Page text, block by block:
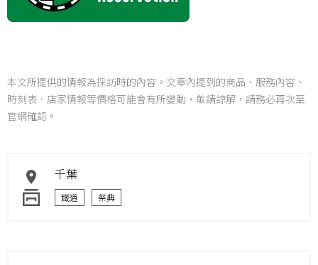
本文所提供的情報為採訪時的內容。文章內提到的商品、服務內容、
時刻表、店家情報等價格可能會有所變動，敬請諒解，請務必再次至
官網確認。
千葉
鐵道 祭典